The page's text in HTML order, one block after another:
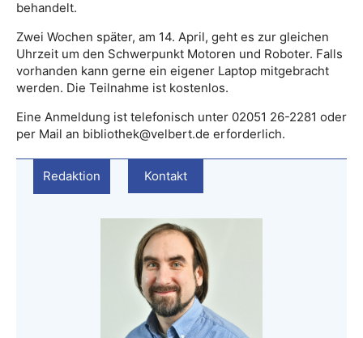
behandelt.
Zwei Wochen später, am 14. April, geht es zur gleichen
Uhrzeit um den Schwerpunkt Motoren und Roboter. Falls
vorhanden kann gerne ein eigener Laptop mitgebracht
werden. Die Teilnahme ist kostenlos.
Eine Anmeldung ist telefonisch unter 02051 26-2281 oder
per Mail an bibliothek@velbert.de erforderlich.
Redaktion Kontakt